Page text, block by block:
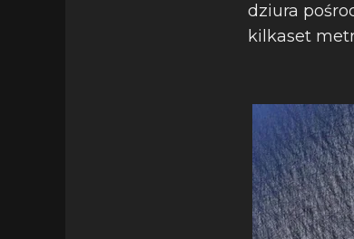
dziura
kilkaset